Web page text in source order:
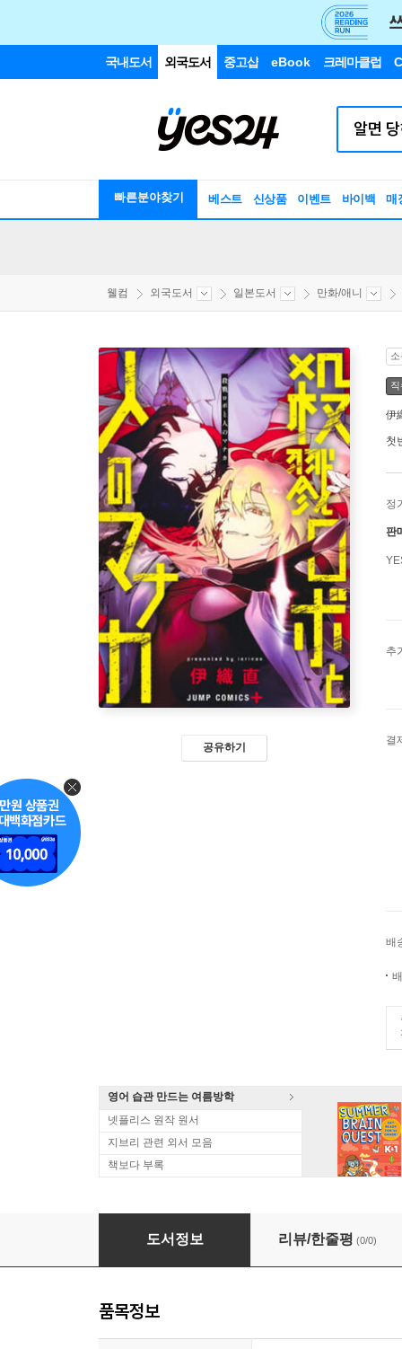
국내도서 외국도서 중고샵 eBook 크레마클럽
빠른분야찾기 베스트 신상품 이벤트 바이백 매
웰컴 외국도서 일본도서 만화/애니
공유하기
伊
첫
정
판
추
결
배
영어 습관 만드는 여름방학
넷플리스 원작 원서
지브리 관련 외서 모음
책보다 부록
殺戮ロボと人のマナカ
도서정보 리뷰/한줄평 (0/0)
품목정보